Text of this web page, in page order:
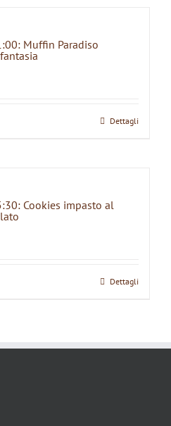
Muffin Paradiso
Dettagli
Cookies impasto al
Dettagli